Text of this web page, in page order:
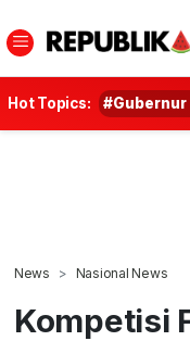
Hot Topics: #Gubernur
News Nasional News
Kompetisi